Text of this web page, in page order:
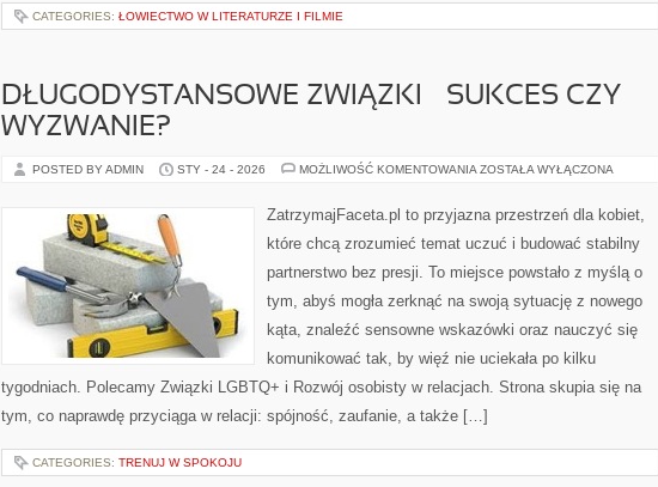
CATEGORIES: ŁOWIECTWO W LITERATURZE I FILMIE
DŁUGODYSTANSOWE ZWIĄZKI – SUKCES CZY
WYZWANIE?
POSTED BY ADMIN STY - 24 - 2026 MOŻLIWOŚĆ KOMENTOWANIA DŁUGODYSTANSOWE
CZY
ZOSTAŁA WYŁĄCZONA
ZatrzymajFaceta.pl to przyjazna przestrzeń dla kobiet,
które chcą zrozumieć temat uczuć i budować stabilny
partnerstwo bez presji. To miejsce powstało z myślą o
tym, abyś mogła zerknąć na swoją sytuację z nowego
kąta, znaleźć sensowne wskazówki oraz nauczyć się
komunikować tak, by więź nie uciekała po kilku
tygodniach. Polecamy Związki LGBTQ+ i Rozwój osobisty w relacjach. Strona skupia się na
tym, co naprawdę przyciąga w relacji: spójność, zaufanie, a także […]
CATEGORIES: TRENUJ W SPOKOJU